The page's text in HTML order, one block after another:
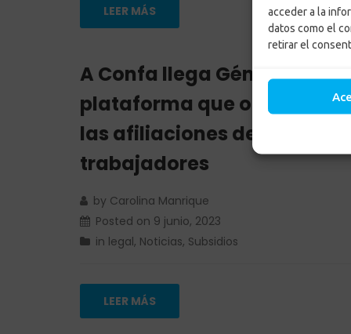
acceder a la
datos como el
retirar el
LEER MÁS
A Confa llega Génesys, una
plataforma que optimizará
las afiliaciones de los
trabajadores
by Carolina Manrique
Posted on 9 junio, 2023
in legal, Noticias, Subsidios
LEER MÁS